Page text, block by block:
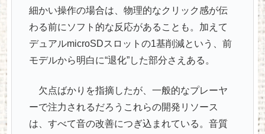
細かい操作の場合は、物理的なクリック感が伝
わる前にソフト的な反応があることも。加えて
デュアルmicroSDスロットの1基削減という、前
モデルから明白に“退化”した部分さえある。
欠点ばかりを指摘したが、一般的なプレーヤ
ーで注力されるだろうこれらの開発リソース
は、すべて音の改善につぎ込まれている。音質